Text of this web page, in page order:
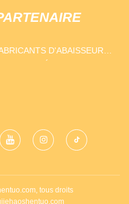
D'ABAISSEURS
tous droits